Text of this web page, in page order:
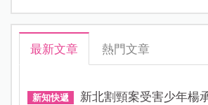
最新文章 熱門文章
新知快遞 新北割頸案受害少年楊